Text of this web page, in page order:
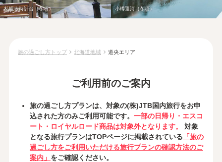
札幌市時計台（冬頃） 小樽運河（冬頃）
旅の過ごし方トップ chevron_right 北海道地域 chevron_right 道央エリア
ご利用前のご案内
旅の過ごし方プランは、対象の(株)JTB国内旅行をお申
込された方のみご利用可能です。 一部の日帰り・エスコ
ート・ロイヤルロード商品は対象外となります。
対象
となる旅行プランはTOPページに掲載されている 「旅の
過ごし方をご利用いただける旅行プランの確認方法のご
案内」 をご確認ください。